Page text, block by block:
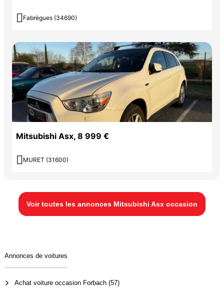
 Fabrègues (34690)
Mitsubishi Asx, 8 999 €
 MURET (31600)
Voir toutes les annonces Mitsubishi Asx occasion
Annonces de voitures
Achat voiture occasion Forbach (57)